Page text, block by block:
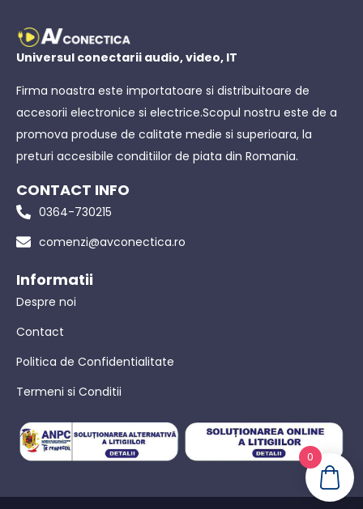
Universul conectarii audio, video, IT
Firma noastra este importatoare si distribuitoare de
accesorii electronice si electrice.Scopul nostru este de a
promova produse de calitate medie si superioara, la
preturi accesibile conditiilor de piata din Romania.
CONTACT INFO
0364-730215
comenzi@avconectica.ro
Informatii
Despre noi
Contact
Politica de Confidentialitate
Termeni si Conditii
0